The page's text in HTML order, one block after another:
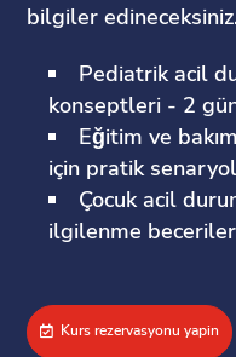
bilgiler
Pediatrik acil
konseptleri - 2
Eğitim ve
için pratik
Çocuk acil
ilgilenme
Kurs rezervasyonu yapin